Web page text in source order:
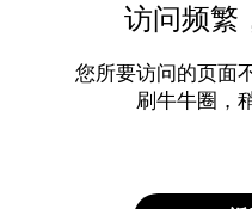
访问频繁
您所要访问的页面
刷牛牛圈，